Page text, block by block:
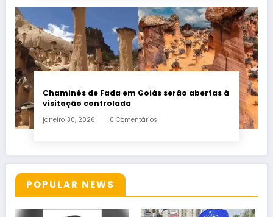
Chaminés de Fada em Goiás serão abertas à
visitação controlada
janeiro 30, 2026 0 Comentários
POPULAR NEWS